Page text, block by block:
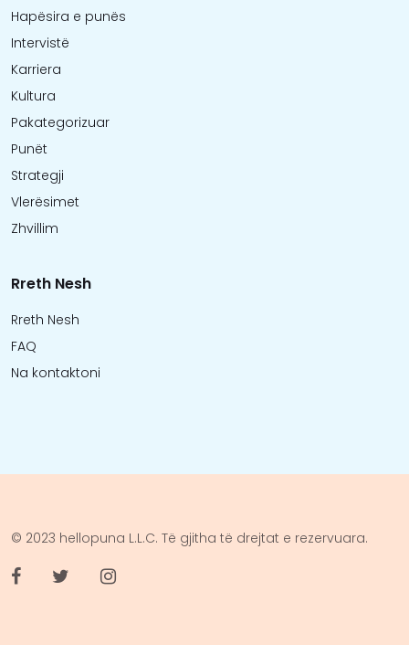
Hapësira e punës
Intervistë
Karriera
Kultura
Pakategorizuar
Punët
Strategji
Vlerësimet
Zhvillim
Rreth Nesh
Rreth Nesh
FAQ
Na kontaktoni
© 2023 hellopuna L.L.C. Të gjitha të drejtat e rezervuara.